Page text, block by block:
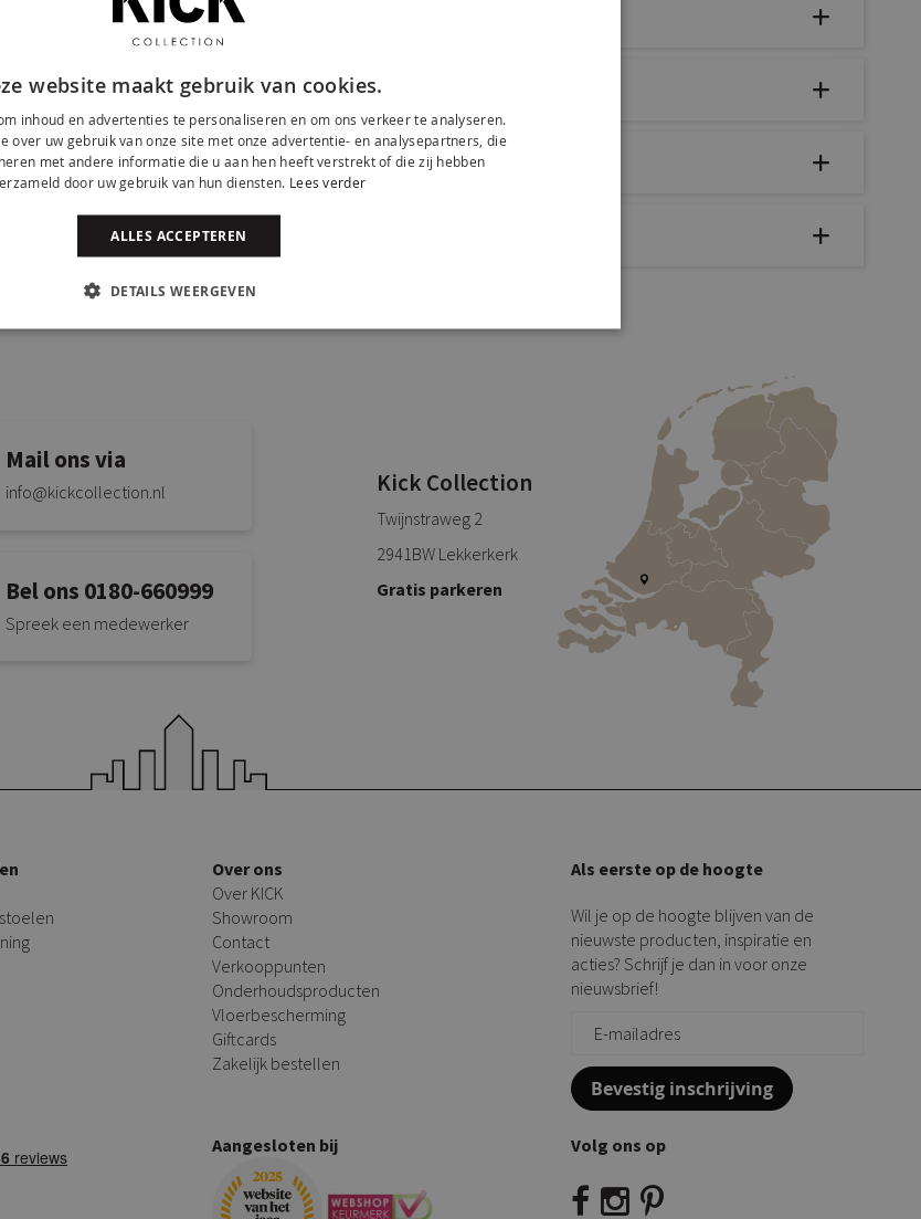
Mail ons via
info@kickcollection.nl
Bel ons 0180-660999
Spreek een medewerker
Kick Collection
Twijnstraweg 2
2941BW Lekkerkerk
Gratis parkeren
Over ons
Over KICK
Showroom
Contact
Verkooppunten
Onderhoudsproducten
Vloerbescherming
Giftcards
Zakelijk bestellen
Als eerste op de hoogte
Wil je op de hoogte blijven van de
nieuwste producten, inspiratie en
acties? Schrijf je dan in voor onze
nieuwsbrief!
Bevestig inschrijving
Aangesloten bij Volg ons op
website maakt gebruik van cookies.
inhoud en advertenties te personaliseren en om ons verkeer te analyseren.
over uw gebruik van onze site met onze advertentie- en analysepartners, die
met andere informatie die u aan hen heeft verstrekt of die zij hebben
door uw gebruik van hun diensten. Lees verder
ALLES ACCEPTEREN
DETAILS WEERGEVEN